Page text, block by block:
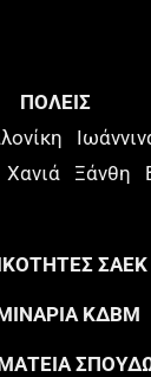
ΠΟΛΕΙΣ
Χανιά Ξάνθη
ΣΑΕΚ
ΚΔΒΜ